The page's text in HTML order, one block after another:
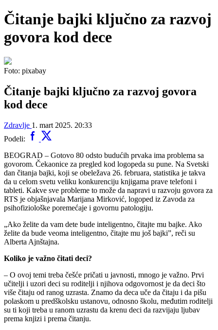
Čitanje bajki ključno za razvoj
govora kod dece
Foto: pixabay
Čitanje bajki ključno za razvoj govora
kod dece
Zdravlje 1. mart 2025. 20:33
Podeli:
BEOGRAD – Gotovo 80 odsto budućih prvaka ima problema sa
govorom. Čekaonice za pregled kod logopeda su pune. Na Svetski
dan čitanja bajki, koji se obeležava 26. februara, statistika je takva
da u celom svetu veliku konkurenciju knjigama prave telefoni i
tableti. Kakve sve probleme to može da napravi u razvoju govora za
RTS je objašnjavala Marijana Mirković, logoped iz Zavoda za
psihofiziološke poremećaje i govornu patologiju.
„Ako želite da vam dete bude inteligentno, čitajte mu bajke. Ako
želite da bude veoma inteligentno, čitajte mu još bajki”, reči su
Alberta Ajnštajna.
Koliko je važno čitati deci?
– O ovoj temi treba češće pričati u javnosti, mnogo je važno. Prvi
učitelji i uzori deci su roditelji i njihova odgovornost je da deci što
više čitaju od ranog uzrasta. Znamo da deca uče da čitaju i da pišu
polaskom u predškolsku ustanovu, odnosno školu, međutim roditelji
su ti koji treba u ranom uzrastu da krenu deci da razvijaju ljubav
prema knjizi i prema čitanju.